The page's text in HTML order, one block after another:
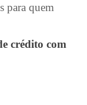
para quem
crédito com